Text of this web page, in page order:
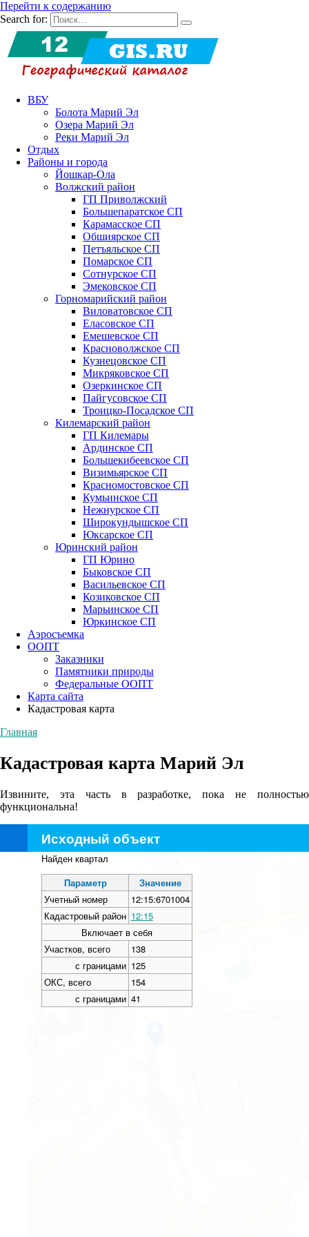
Перейти к содержанию
Search for:
ВБУ
Болота Марий Эл
Озера Марий Эл
Реки Марий Эл
Отдых
Районы и города
Йошкар-Ола
Волжский район
ГП Приволжский
Большепаратское СП
Карамасское СП
Обшиярское СП
Петъяльское СП
Помарское СП
Сотнурское СП
Эмековское СП
Горномарийский район
Виловатовское СП
Еласовское СП
Емешевское СП
Красноволжское СП
Кузнецовское СП
Микряковское СП
Озеркинское СП
Пайгусовское СП
Троицко-Посадское СП
Килемарский район
ГП Килемары
Ардинское СП
Большекибеевское СП
Визимьярское СП
Красномостовское СП
Кумьинское СП
Нежнурское СП
Широкундышское СП
Юксарское СП
Юринский район
ГП Юрино
Быковское СП
Васильевское СП
Козиковское СП
Марьинское СП
Юркинское СП
Аэросъемка
ООПТ
Заказники
Памятники природы
Федеральные ООПТ
Карта сайта
Кадастровая карта
Главная
Кадастровая карта Марий Эл
Извините, эта часть в разработке, пока не полностью
функциональна!
Исходный объект
Найден квартал
Параметр
Значение
Учетный номер
12:15:6701004
Кадастровый район 12:15
Включает в себя
Участков, всего
138
с границами 125
ОКС, всего
154
с границами 41